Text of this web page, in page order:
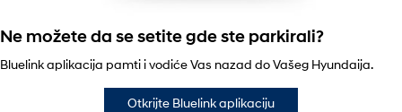
Ne možete da se setite gde ste parkirali?
Bluelink aplikacija pamti i vodiće Vas nazad do Vašeg Hyundaija.
Otkrijte Bluelink aplikaciju